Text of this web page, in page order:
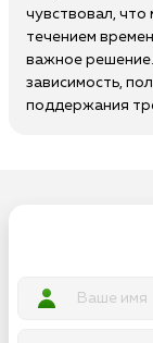
чувствовал,
течением
важное
зависимость,
поддержания